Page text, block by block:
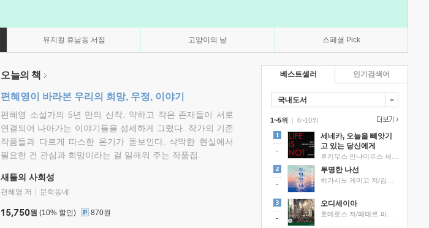
뮤지컬 휴남동 서점 고양이의 날 스페셜 Pick
오늘의 책
편혜영이 바라본 우리의 희망, 우정, 이야기
편혜영 소설가의 5년 만의 신작. 약하고 작은 존재들이 서로
연결되어 나아가는 이야기들을 섬세하게 그렸다. 작가의 기존
작품들과 다르게 따스한 온기가 돋보인다. 삭막한 현실에서
필요한 건 관심과 희망이라는 걸 일깨워 주는 작품집.
새들의 사회성
편혜영 저 문학동네
15,750원 (10% 할인) 870원
베스트셀러
국내도서
1~5위 |
세네카, 오늘을 빼앗기
고 있는 당신에게
투명한 나선
오디세이아
6~10위
인기검색어